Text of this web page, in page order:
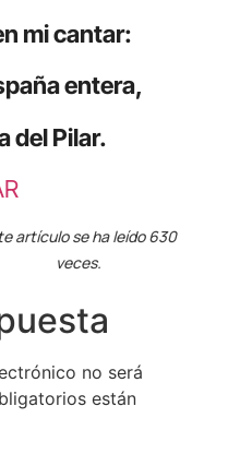
mi cantar:
entera,
del Pilar.
artículo se ha leído 630
veces.
no será
están